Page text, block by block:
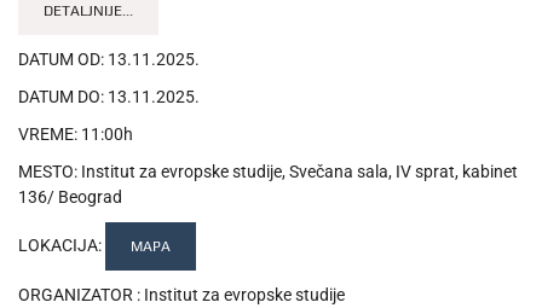
DETALJNIJE...
DATUM OD: 13.11.2025.
DATUM DO: 13.11.2025.
VREME: 11:00h
MESTO: Institut za evropske studije, Svečana sala, IV sprat, kabinet
136/ Beograd
LOKACIJA: MAPA
ORGANIZATOR : Institut za evropske studije